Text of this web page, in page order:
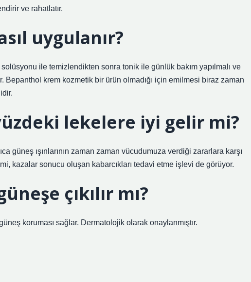
ve rahatlatır.
uygulanır?
ile temizlendikten sonra tonik ile günlük bakım yapılmalı ve
Bepanthol krem ​​kozmetik bir ürün olmadığı için emilmesi biraz zaman
lekelere iyi gelir mi?
güneş ışınlarının zaman zaman vücudumuza verdiği zararlara karşı
kazalar sonucu oluşan kabarcıkları tedavi etme işlevi de görüyor.
çıkılır mı?
koruması sağlar. Dermatolojik olarak onaylanmıştır.